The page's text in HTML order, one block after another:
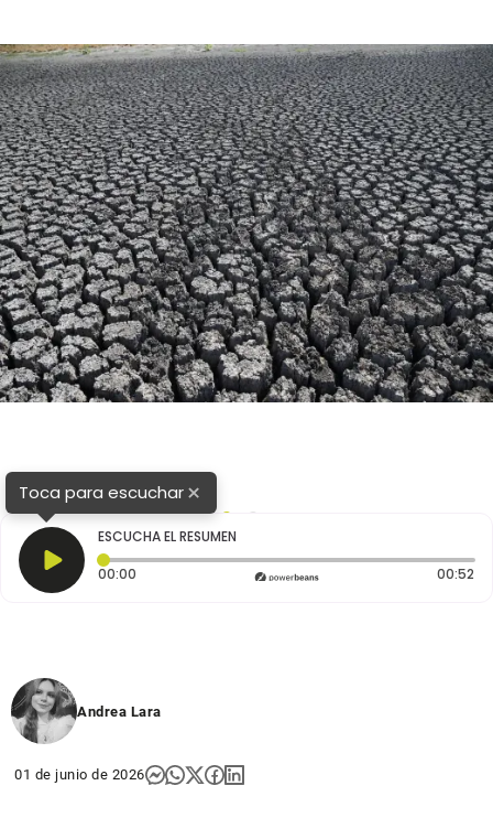
Toca para escuchar×
ESCUCHA EL RESUMEN
00:00 Tiempo transcurrido: 0 segundos 00:52
Andrea Lara
01 de junio de 2026